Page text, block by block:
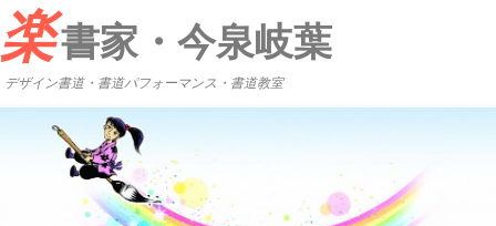
楽書家・今泉岐葉
デザイン書道・書道パフォーマンス・書道教室